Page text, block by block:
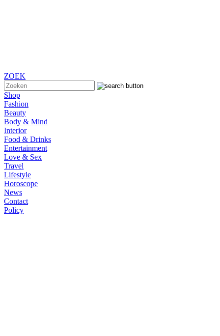
ZOEK
Shop
Fashion
Beauty
Body & Mind
Interior
Food & Drinks
Entertainment
Love & Sex
Travel
Lifestyle
Horoscope
News
Contact
Policy